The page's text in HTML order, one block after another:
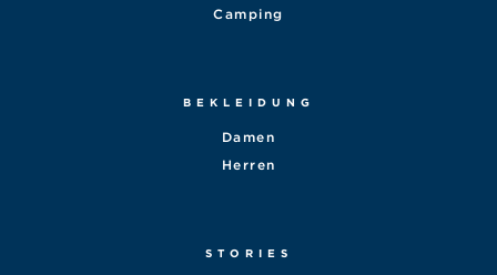
Camping
BEKLEIDUNG
Damen
Herren
STORIES